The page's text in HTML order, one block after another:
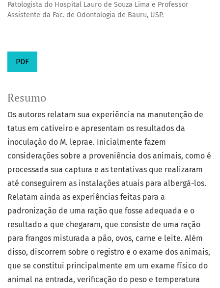
Patologista do Hospital Lauro de Souza Lima e Professor
Assistente da Fac. de Odontologia de Bauru, USP.
PDF
Resumo
Os autores relatam sua experiência na manutenção de
tatus em cativeiro e apresentam os resultados da
inoculação do M. leprae. Inicialmente fazem
considerações sobre a proveniência dos animais, como é
processada sua captura e as tentativas que realizaram
até conseguirem as instalações atuais para albergá-los.
Relatam ainda as experiências feitas para a
padronização de uma ração que fosse adequada e o
resultado a que chegaram, que consiste de uma ração
para frangos misturada a pão, ovos, carne e leite. Além
disso, discorrem sobre o registro e o exame dos animais,
que se constitui principalmente em um exame físico do
animal na entrada, verificação do peso e temperatura